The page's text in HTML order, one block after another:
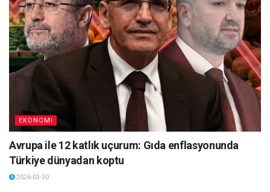
EKONOMI
Avrupa ile 12 katlık uçurum: Gıda enflasyonunda
Türkiye dünyadan koptu
2026-03-30